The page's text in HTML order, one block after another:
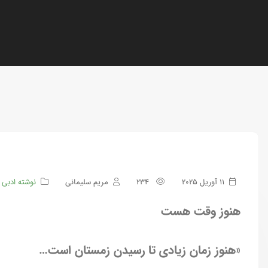
11 آوریل 2025 مریم سلیمانی نوشته ادبی
‏هنوز وقت هست
‏«هنوز زمان زیادی تا رسیدن زمستان است…